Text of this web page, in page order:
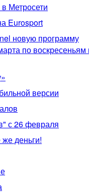
Метросети
Eurosport
новую программу
по воскресеньям
версии
с 26 февраля
же деньги!